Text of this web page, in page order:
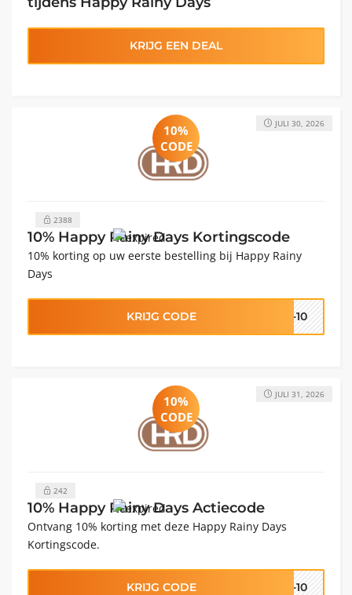
KRIJG EEN DEAL
10%
CODE
2388
10% Happy Rainy Days Kortingscode
10% korting op uw eerste bestelling bij Happy Rainy
Days
JULI 30, 2026
KRIJG CODE S-10
10%
CODE
242
10% Happy Rainy Days Actiecode
Ontvang 10% korting met deze Happy Rainy Days
Kortingscode.
JULI 31, 2026
KRIJG CODE S-10